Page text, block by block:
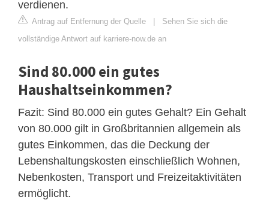
verdienen.
Antrag auf Entfernung der Quelle | Sehen Sie sich die
vollständige Antwort auf karriere-now.de an
Sind 80.000 ein gutes
Haushaltseinkommen?
Fazit: Sind 80.000 ein gutes Gehalt? Ein Gehalt
von 80.000 gilt in Großbritannien allgemein als
gutes Einkommen, das die Deckung der
Lebenshaltungskosten einschließlich Wohnen,
Nebenkosten, Transport und Freizeitaktivitäten
ermöglicht.